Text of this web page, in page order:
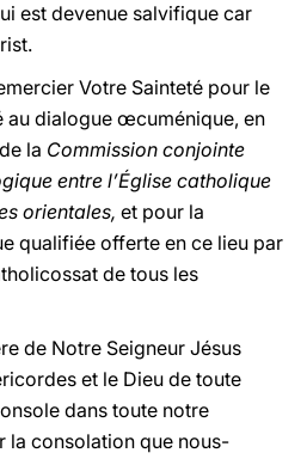
est devenue salvifique car
Votre Sainteté pour le
au dialogue œcuménique, en
la Commission conjointe
entre l’Église catholique
orientales, et pour la
qualifiée offerte en ce lieu par
de tous les
de Notre Seigneur Jésus
et le Dieu de toute
dans toute notre
la consolation que nous-